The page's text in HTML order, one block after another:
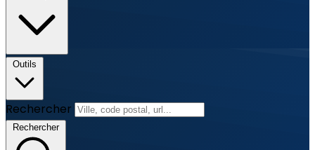
Outils
Rechercher
Rechercher